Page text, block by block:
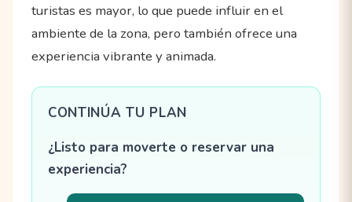
turistas es mayor, lo que puede influir en el
ambiente de la zona, pero también ofrece una
experiencia vibrante y animada.
CONTINÚA TU PLAN
¿Listo para moverte o reservar una
experiencia?